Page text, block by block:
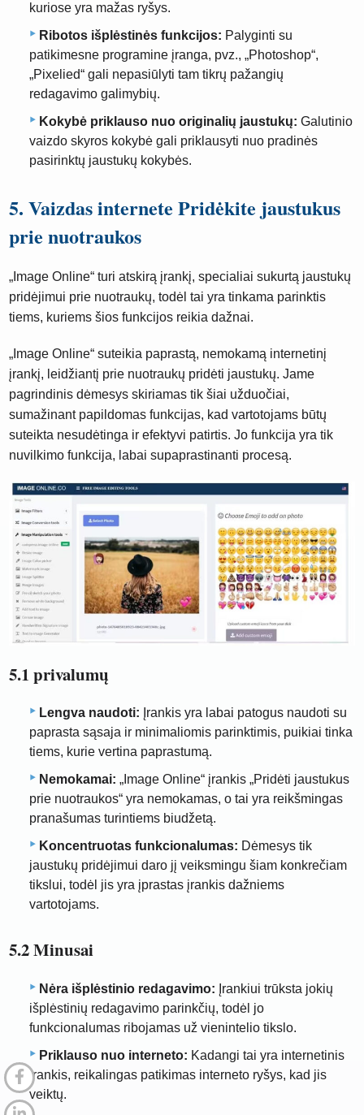
kuriose yra mažas ryšys.
Ribotos išplėstinės funkcijos: Palyginti su
patikimesne programine įranga, pvz., „Photoshop“,
„Pixelied“ gali nepasiūlyti tam tikrų pažangių
redagavimo galimybių.
Kokybė priklauso nuo originalių jaustukų: Galutinio
vaizdo skyros kokybė gali priklausyti nuo pradinės
pasirinktų jaustukų kokybės.
5. Vaizdas internete Pridėkite jaustukus
prie nuotraukos
„Image Online“ turi atskirą įrankį, specialiai sukurtą jaustukų
pridėjimui prie nuotraukų, todėl tai yra tinkama parinktis
tiems, kuriems šios funkcijos reikia dažnai.
„Image Online“ suteikia paprastą, nemokamą internetinį
įrankį, leidžiantį prie nuotraukų pridėti jaustukų. Jame
pagrindinis dėmesys skiriamas tik šiai užduočiai,
sumažinant papildomas funkcijas, kad vartotojams būtų
suteikta nesudėtinga ir efektyvi patirtis. Jo funkcija yra tik
nuvilkimo funkcija, labai supaprastinanti procesą.
5.1 privalumų
Lengva naudoti: Įrankis yra labai patogus naudoti su
paprasta sąsaja ir minimaliomis parinktimis, puikiai tinka
tiems, kurie vertina paprastumą.
Nemokamai: „Image Online“ įrankis „Pridėti jaustukus
prie nuotraukos“ yra nemokamas, o tai yra reikšmingas
pranašumas turintiems biudžetą.
Koncentruotas funkcionalumas: Dėmesys tik
jaustukų pridėjimui daro jį veiksmingu šiam konkrečiam
tikslui, todėl jis yra įprastas įrankis dažniems
vartotojams.
5.2 Minusai
Nėra išplėstinio redagavimo: Įrankiui trūksta jokių
išplėstinių redagavimo parinkčių, todėl jo
funkcionalumas ribojamas už vienintelio tikslo.
Priklauso nuo interneto: Kadangi tai yra internetinis
įrankis, reikalingas patikimas interneto ryšys, kad jis
veiktų.